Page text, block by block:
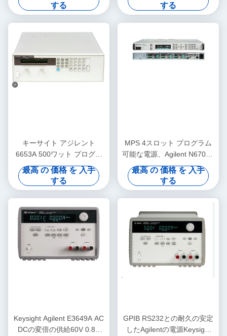
する
する
キーサイト アジレント
6653A 500ワット プログラ
マブル DC電源 35V出力
最高 の 価格 を 入手
する
MPS 4スロット プログラム
可能な電源、Agilent N6701A
のDC電源
最高 の 価格 を 入手
する
Keysight Agilent E3649A AC
DCの変倍の供給60V 0.8A
GPIB RS232との耐久の安定
したAgilentの電源Keysight